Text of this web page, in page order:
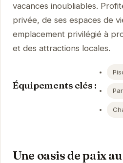
vacances inoubliables.
privée, de ses espaces de
emplacement privilégié à
et des attractions locales.
Équipements clés :
Une oasis de paix